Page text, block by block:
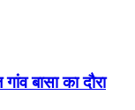
बासा का दौरा